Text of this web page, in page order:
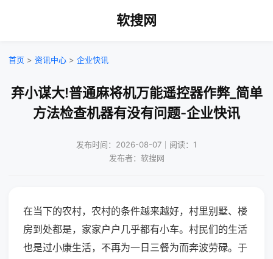
软搜网
首页 > 资讯中心 > 企业快讯
弃小谋大!普通麻将机万能遥控器作弊_简单
方法检查机器有没有问题-企业快讯
发布时间：2026-08-07｜阅读：1
发布者：软搜网
在当下的农村，农村的条件越来越好，村里别墅、楼
房到处都是，家家户户几乎都有小车。村民们的生活
也是过小康生活，不再为一日三餐为而奔波劳碌。于